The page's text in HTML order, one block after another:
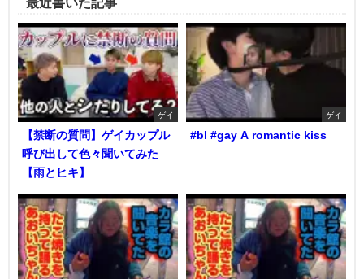
最近書いた記事
ゲイ
【禁断の質問】ゲイカップル
呼び出して色々聞いてみた
【雨とヒキ】
ゲイ
#bl #gay A romantic kiss